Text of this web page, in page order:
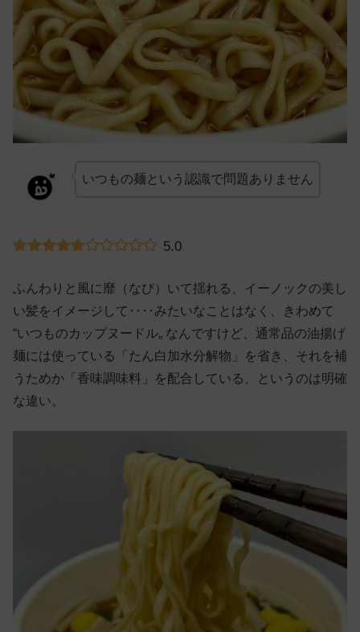
いつもの麺という認識で問題ありません
5.0
ふんわりと風に靡（なび）いて揺れる、イーノックの美し
い髪をイメージして‥‥みたいなことはなく、きわめて
“いつものカップヌードル„ なんですけど、通常品の油揚げ
麺には使っている「たん白加水分解物」を省き、それを補
うためか「香味調味料」を配合している、というのは明確
な違い。